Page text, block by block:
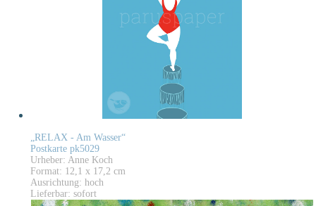
„RELAX - Am Wasser“
Postkarte pk5029
Urheber: Anne Koch
Format: 12,1 x 17,2 cm
Ausrichtung: hoch
Lieferbar: sofort